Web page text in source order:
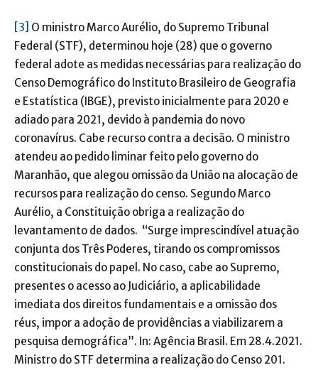
[3] O ministro Marco Aurélio, do Supremo Tribunal
Federal (STF), determinou hoje (28) que o governo
federal adote as medidas necessárias para realização do
Censo Demográfico do Instituto Brasileiro de Geografia
e Estatística (IBGE), previsto inicialmente para 2020 e
adiado para 2021, devido à pandemia do novo
coronavírus. Cabe recurso contra a decisão. O ministro
atendeu ao pedido liminar feito pelo governo do
Maranhão, que alegou omissão da União na alocação de
recursos para realização do censo. Segundo Marco
Aurélio, a Constituição obriga a realização do
levantamento de dados. “Surge imprescindível atuação
conjunta dos Três Poderes, tirando os compromissos
constitucionais do papel. No caso, cabe ao Supremo,
presentes o acesso ao Judiciário, a aplicabilidade
imediata dos direitos fundamentais e a omissão dos
réus, impor a adoção de providências a viabilizarem a
pesquisa demográfica”. In: Agência Brasil. Em 28.4.2021.
Ministro do STF determina a realização do Censo 201.